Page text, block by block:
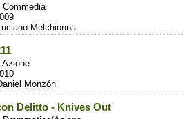
Commedia
Melchionna
Azione
Monzón
Delitto - Knives Out